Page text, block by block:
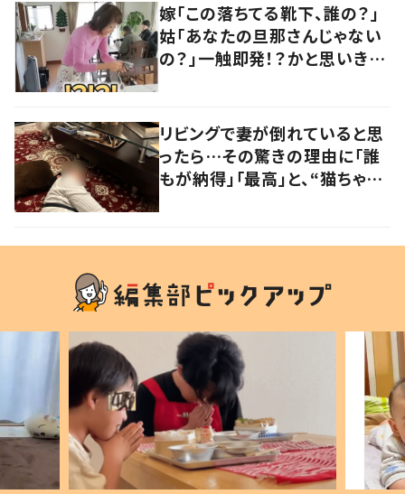
嫁「この落ちてる靴下、誰の？」
姑「あなたの旦那さんじゃない
の？」一触即発！？かと思いき
リビングで妻が倒れていると思
ったら…その驚きの理由に「誰
もが納得」「最高」と、“猫ちゃん